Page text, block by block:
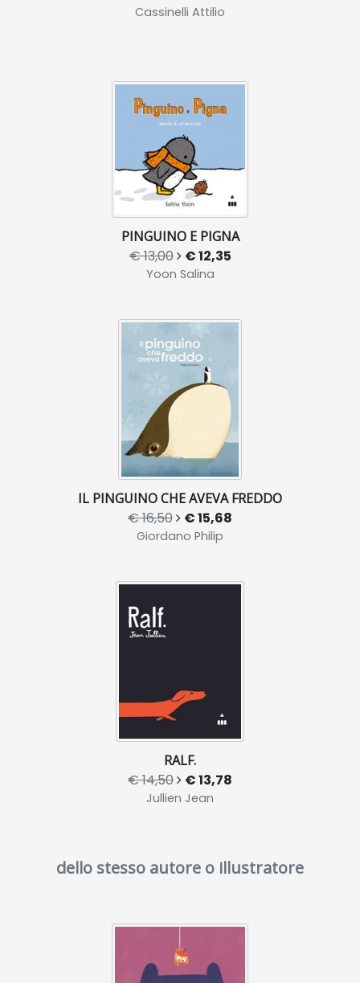
Cassinelli Attilio
PINGUINO E PIGNA
€ 13,00 € 12,35
Yoon Salina
IL PINGUINO CHE AVEVA FREDDO
€ 16,50 € 15,68
Giordano Philip
RALF.
€ 14,50 € 13,78
Jullien Jean
dello stesso autore o illustratore